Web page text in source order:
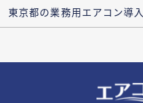
東京都の業務用エアコン導